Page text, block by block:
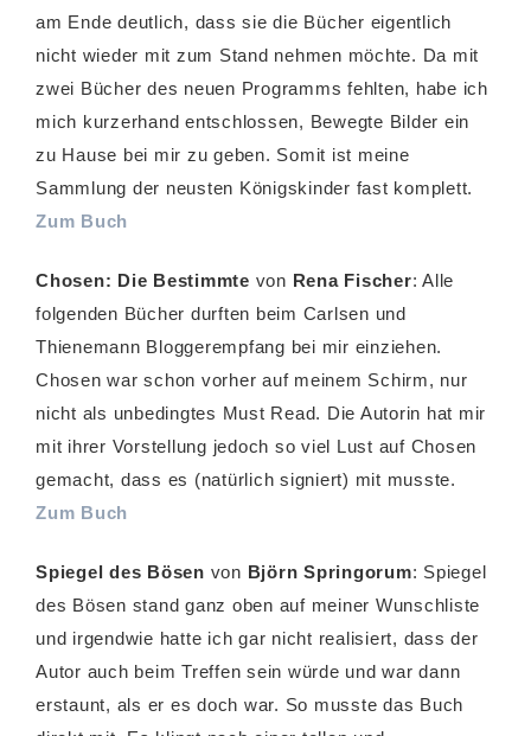
am Ende deutlich, dass sie die Bücher eigentlich
nicht wieder mit zum Stand nehmen möchte. Da mit
zwei Bücher des neuen Programms fehlten, habe ich
mich kurzerhand entschlossen, Bewegte Bilder ein
zu Hause bei mir zu geben. Somit ist meine
Sammlung der neusten Königskinder fast komplett.
Zum Buch
Chosen: Die Bestimmte von Rena Fischer: Alle
folgenden Bücher durften beim Carlsen und
Thienemann Bloggerempfang bei mir einziehen.
Chosen war schon vorher auf meinem Schirm, nur
nicht als unbedingtes Must Read. Die Autorin hat mir
mit ihrer Vorstellung jedoch so viel Lust auf Chosen
gemacht, dass es (natürlich signiert) mit musste.
Zum Buch
Spiegel des Bösen von Björn Springorum: Spiegel
des Bösen stand ganz oben auf meiner Wunschliste
und irgendwie hatte ich gar nicht realisiert, dass der
Autor auch beim Treffen sein würde und war dann
erstaunt, als er es doch war. So musste das Buch